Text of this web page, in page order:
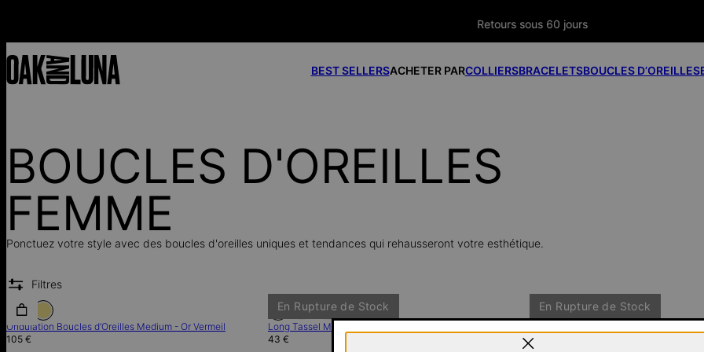
Retours sous 60 jours
BEST SELLERSACHETER PARCOLLIERSBRACELETSBOUCLES D’OREILLES
BOUCLES D'OREILLES
FEMME
Ponctuez votre style avec des boucles d'oreilles uniques et tendances qui rehausseront votre esthétique.
Filtres
Ondulation Boucles d’Oreilles Medium - Or Vermeil
105 €
En Rupture de Stock
Long Tassel Mimosa Diamant 0,05 ct - Argent
43 €
En Rupture de Stock
Boucles D'oreilles Clous Étoile du
Verte de 0,6 carat - Argent